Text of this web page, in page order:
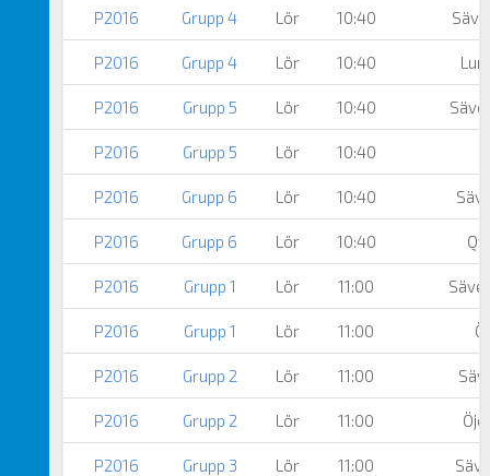
P2016 Grupp 4 Lör 10:40
P2016 Grupp 4 Lör 10:40
P2016 Grupp 5 Lör 10:40
P2016 Grupp 5 Lör 10:40
P2016 Grupp 6 Lör 10:40
P2016 Grupp 6 Lör 10:40
P2016 Grupp 1 Lör 11:00
P2016 Grupp 1 Lör 11:00
P2016 Grupp 2 Lör 11:00
P2016 Grupp 2 Lör 11:00
P2016 Grupp 3 Lör 11:00